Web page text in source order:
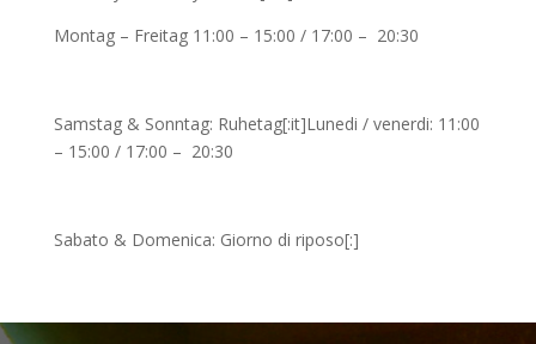
Montag – Freitag 11:00 – 15:00 / 17:00 – 20:30
Samstag & Sonntag: Ruhetag[:it]Lunedi / venerdi: 11:00
– 15:00 / 17:00 – 20:30
Sabato & Domenica: Giorno di riposo[:]